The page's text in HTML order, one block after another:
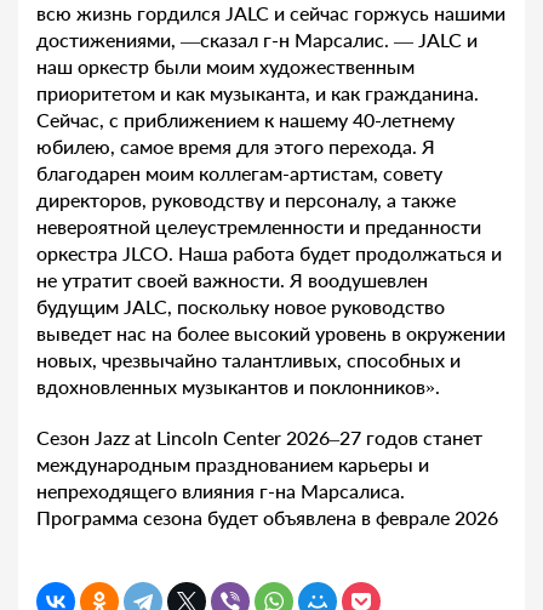
всю жизнь гордился JALC и сейчас горжусь нашими
достижениями, —сказал г-н Марсалис. — JALC и
наш оркестр были моим художественным
приоритетом и как музыканта, и как гражданина.
Сейчас, с приближением к нашему 40-летнему
юбилею, самое время для этого перехода. Я
благодарен моим коллегам-артистам, совету
директоров, руководству и персоналу, а также
невероятной целеустремленности и преданности
оркестра JLCO. Наша работа будет продолжаться и
не утратит своей важности. Я воодушевлен
будущим JALC, поскольку новое руководство
выведет нас на более высокий уровень в окружении
новых, чрезвычайно талантливых, способных и
вдохновленных музыкантов и поклонников».
Сезон Jazz at Lincoln Center 2026–27 годов станет
международным празднованием карьеры и
непреходящего влияния г-на Марсалиса.
Программа сезона будет объявлена в феврале 2026